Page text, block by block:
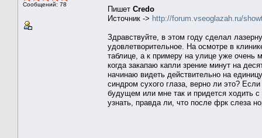
Сообщений: 78
Пишет Credo
Источник -> http://forum.vseoglazah.ru/
Здравствуйте, в этом году сделал
удовлетворительное. На осмотре в
таблице, а к примеру на улице уже
когда закапаю капли зрение минут на
начинаю видеть действительно на
синдром сухого глаза, верно ли это?
будущем или мне так и придется ходить
узнать, правда ли, что после фрк слеза